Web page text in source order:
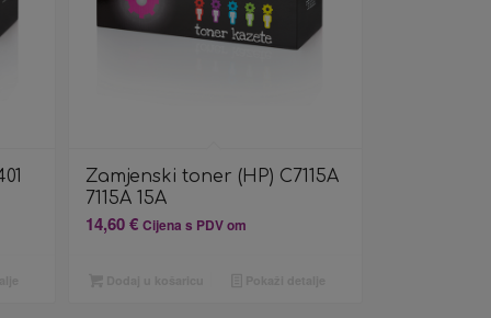
Zamjenski toner (HP) C7115A
7115A 15A
14,60€ Cijena s PDV om